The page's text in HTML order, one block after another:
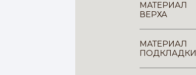
МАТЕРИАЛ
ВЕРХА
МАТЕРИАЛ
ПОДКЛАДКИ